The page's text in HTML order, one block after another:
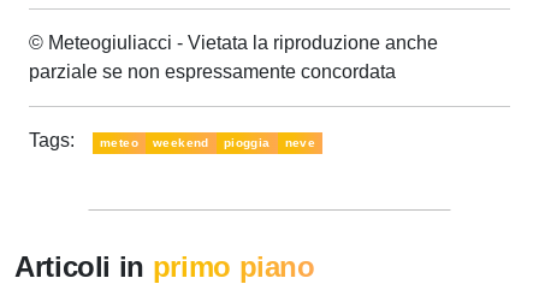
© Meteogiuliacci - Vietata la riproduzione anche
parziale se non espressamente concordata
Tags: meteo weekend pioggia neve
Articoli in primo piano